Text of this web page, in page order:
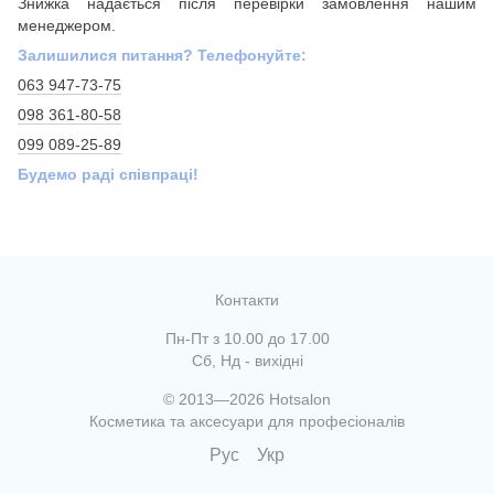
менеджером.
Залишилися питання? Телефонуйте:
063 947-73-75
098 361-80-58
099 089-25-89
Будемо раді співпраці!
Контакти
Пн-Пт з 10.00 до 17.00
Сб, Нд - вихідні
© 2013—2026 Hotsalon
Косметика та аксесуари для професіоналів
Рус Укр